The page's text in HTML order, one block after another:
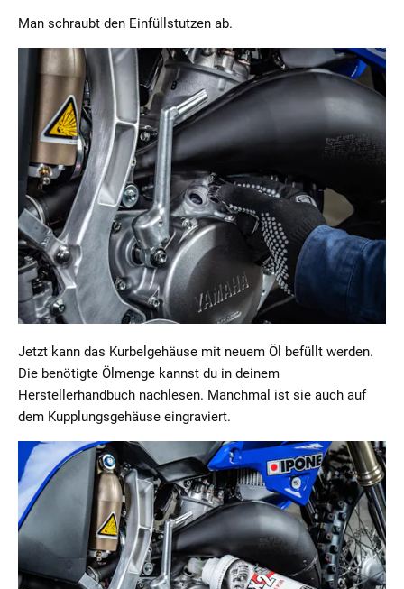
Man schraubt den Einfüllstutzen ab.
Jetzt kann das Kurbelgehäuse mit neuem Öl befüllt werden.
Die benötigte Ölmenge kannst du in deinem
Herstellerhandbuch nachlesen. Manchmal ist sie auch auf
dem Kupplungsgehäuse eingraviert.